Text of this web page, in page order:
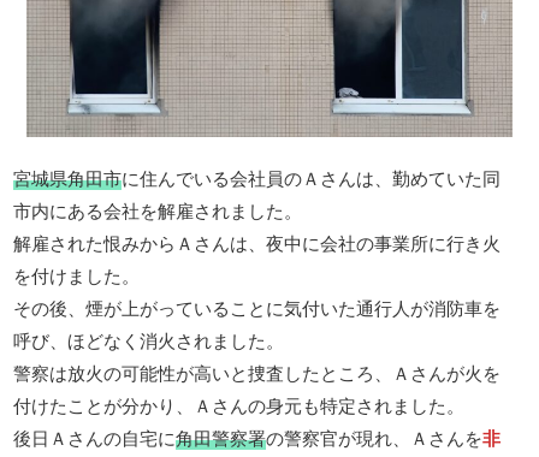
宮城県角田市に住んでいる会社員のＡさんは、勤めていた同
市内にある会社を解雇されました。
解雇された恨みからＡさんは、夜中に会社の事業所に行き火
を付けました。
その後、煙が上がっていることに気付いた通行人が消防車を
呼び、ほどなく消火されました。
警察は放火の可能性が高いと捜査したところ、Ａさんが火を
付けたことが分かり、Ａさんの身元も特定されました。
後日Ａさんの自宅に角田警察署の警察官が現れ、Ａさんを非